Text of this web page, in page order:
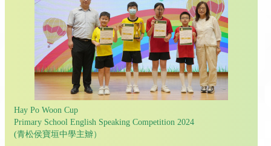
Hay Po Woon Cup
Primary School English Speaking Competition 2024
(青松侯寶垣中學主辧）